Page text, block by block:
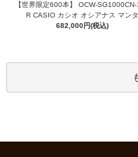
【世界限定600本】 OCW-
R CASIO カシオ オシアナス マンタ
682,000円(税込)